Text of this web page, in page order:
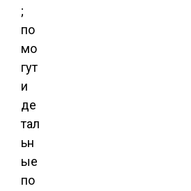
;
по
мо
гут
и
де
тал
ьн
ые
по